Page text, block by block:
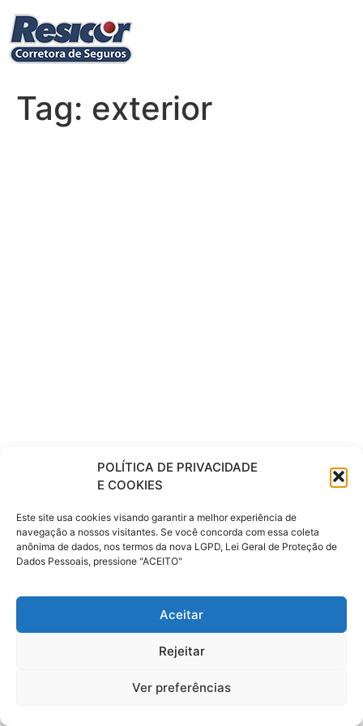
POLÍTICA DE PRIVACIDADE
E COOKIES
Este site usa cookies visando garantir a melhor experiência de
navegação a nossos visitantes. Se você concorda com essa coleta
anônima de dados, nos termos da nova LGPD, Lei Geral de Proteção de
Dados Pessoais, pressione "ACEITO"
Aceitar
Rejeitar
Ver preferências
para
conteúdo
Tag: exterior